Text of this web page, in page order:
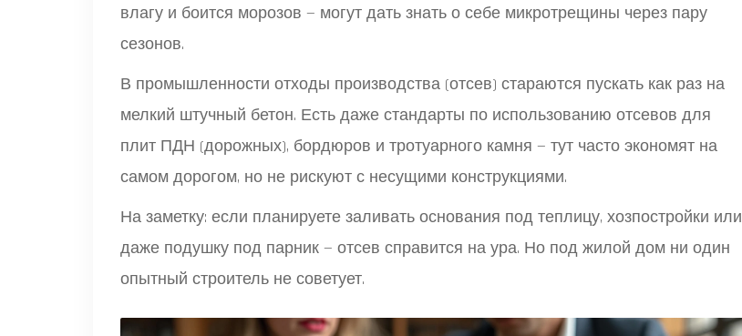
влагу и боится морозов — могут дать знать о себе микротрещины через пару
сезонов.
В промышленности отходы производства (отсев) стараются пускать как раз на
мелкий штучный бетон. Есть даже стандарты по использованию отсевов для
плит ПДН (дорожных), бордюров и тротуарного камня — тут часто экономят на
самом дорогом, но не рискуют с несущими конструкциями.
На заметку: если планируете заливать основания под теплицу, хозпостройки или
даже подушку под парник — отсев справится на ура. Но под жилой дом ни один
опытный строитель не советует.